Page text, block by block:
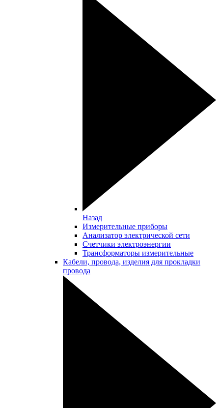
Назад
Измерительные приборы
Анализатор электрической сети
Счетчики электроэнергии
Трансформаторы измерительные
Кабели, провода, изделия для прокладки
провода